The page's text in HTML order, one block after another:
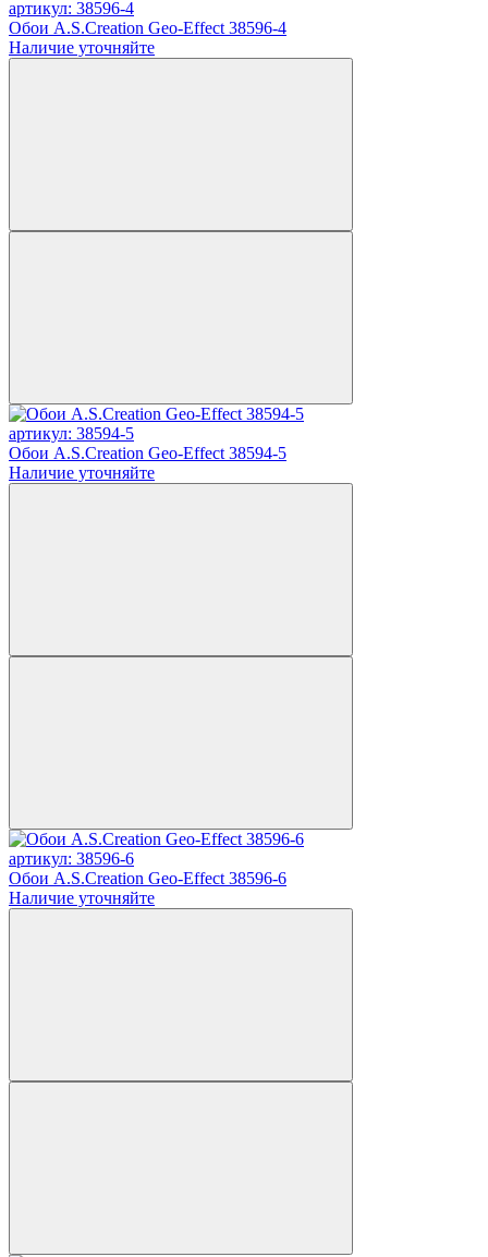
артикул: 38596-4
Обои A.S.Creation Geo-Effect 38596-4
Наличие уточняйте
артикул: 38594-5
Обои A.S.Creation Geo-Effect 38594-5
Наличие уточняйте
артикул: 38596-6
Обои A.S.Creation Geo-Effect 38596-6
Наличие уточняйте